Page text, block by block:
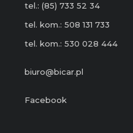
tel.: (85) 733 52 34
tel. kom.: 508 131 733
tel. kom.: 530 028 444
biuro@bicar.pl
Facebook